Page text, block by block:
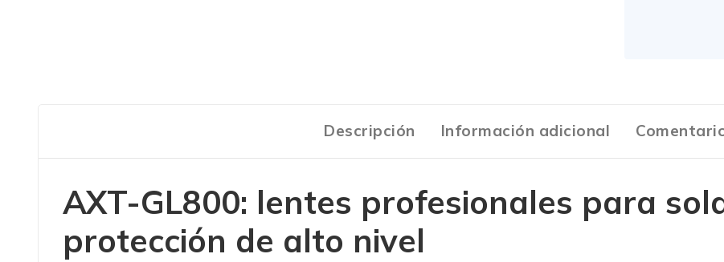
Descripción Información adicional
AXT-GL800: lentes profesionales para
protección de alto nivel